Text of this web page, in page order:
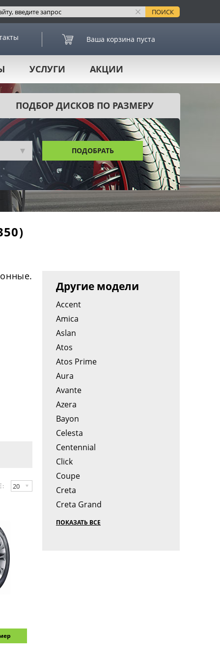
Ваша корзина пуста
УСЛУГИ АКЦИИ
ПОДБОР ДИСКОВ ПО РАЗМЕРУ
ПОДОБРАТЬ
20
Другие модели
Accent
Amica
Aslan
Atos
Atos Prime
Aura
Avante
Azera
Bayon
Celesta
Centennial
Click
Coupe
Creta
Creta Grand
ПОКАЗАТЬ ВСЕ